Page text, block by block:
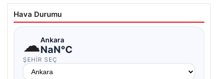
Hava Durumu
☁Ankara
NaN°C
ŞEHIR SEÇ